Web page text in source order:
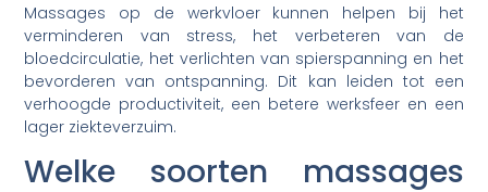
Massages op de werkvloer kunnen helpen bij het
verminderen van stress, het verbeteren van de
bloedcirculatie, het verlichten van spierspanning en het
bevorderen van ontspanning. Dit kan leiden tot een
verhoogde productiviteit, een betere werksfeer en een
lager ziekteverzuim.
Welke soorten massages